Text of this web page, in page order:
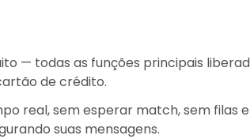
— todas as funções principais
de crédito.
real, sem esperar match, sem filas e
suas mensagens.